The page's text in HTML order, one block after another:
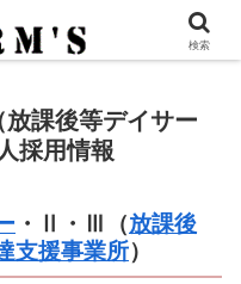
谷区の地域愛企業
放課後等デイサー
採用情報
・Ⅱ・Ⅲ（放課後
支援事業所）
検索